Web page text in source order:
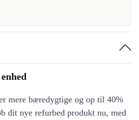
mere bæredygtige og op til 40%
dit nye refurbed produkt nu, med